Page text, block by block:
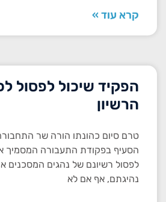
קרא עוד »
הפקיד שיכול לפסול
הרשיון
טרם סיום כהונתו הורה שר
הסעיף בפקודת התעבורה המסמיך
לפסול רשיונם של נהגים המסכנים
נהיגתם, אף אם לא